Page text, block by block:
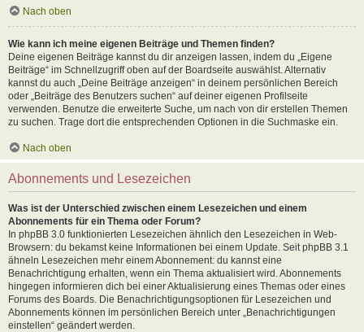
Nach oben
Wie kann ich meine eigenen Beiträge und Themen finden?
Deine eigenen Beiträge kannst du dir anzeigen lassen, indem du „Eigene
Beiträge“ im Schnellzugriff oben auf der Boardseite auswählst. Alternativ
kannst du auch „Deine Beiträge anzeigen“ in deinem persönlichen Bereich
oder „Beiträge des Benutzers suchen“ auf deiner eigenen Profilseite
verwenden. Benutze die erweiterte Suche, um nach von dir erstellen Themen
zu suchen. Trage dort die entsprechenden Optionen in die Suchmaske ein.
Nach oben
Abonnements und Lesezeichen
Was ist der Unterschied zwischen einem Lesezeichen und einem
Abonnements für ein Thema oder Forum?
In phpBB 3.0 funktionierten Lesezeichen ähnlich den Lesezeichen in Web-
Browsern: du bekamst keine Informationen bei einem Update. Seit phpBB 3.1
ähneln Lesezeichen mehr einem Abonnement: du kannst eine
Benachrichtigung erhalten, wenn ein Thema aktualisiert wird. Abonnements
hingegen informieren dich bei einer Aktualisierung eines Themas oder eines
Forums des Boards. Die Benachrichtigungsoptionen für Lesezeichen und
Abonnements können im persönlichen Bereich unter „Benachrichtigungen
einstellen“ geändert werden.